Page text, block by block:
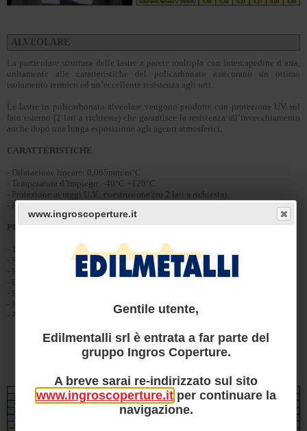
ALVEOLARE
La particolare struttura delle lastre a parete multipla con intercapedine d’aria,
unitamente alle caratteristiche del policarbonato assicurano un ottimo
isolamento termico ed un’eccellente resistenza agli urti.
Le lastre in policarbonato alveolare vengono prodotte con protezione UV sul
lato esterno (2 lati a richiesta) che garantisce la resistenza all’invecchiamento
anche dopo una lunga esposizione agli agenti atmosferici.
CARATTERISTICHE
- Dilatazione lineare: 0,065mm/m°C.
- Temperatura d’impiego: -40°C +120°C.
- Protezione ai raggi U.V.: coestrusione (su 2 lati a richiesta).
- Reazione al fuoco EN 13501: EuroClass B-s2,d0.
PUNTI DI FORZA
- Trasmissione della luce.
- Resistenza ai raggi U.V. ed alla grandine.
- Risparmio energetico.
- Economicità.
- Formato 1250 x 6000 mm.
- Formato 2100 x 6000 mm.
- Altri formati a richiesta.
www.ingroscoperture.it
Gentile utente,
Edilmentalli srl è entrata a far parte del
gruppo Ingros Coperture.
A breve sarai re-indirizzato sul sito
www.ingroscoperture.itper continuare la
navigazione.